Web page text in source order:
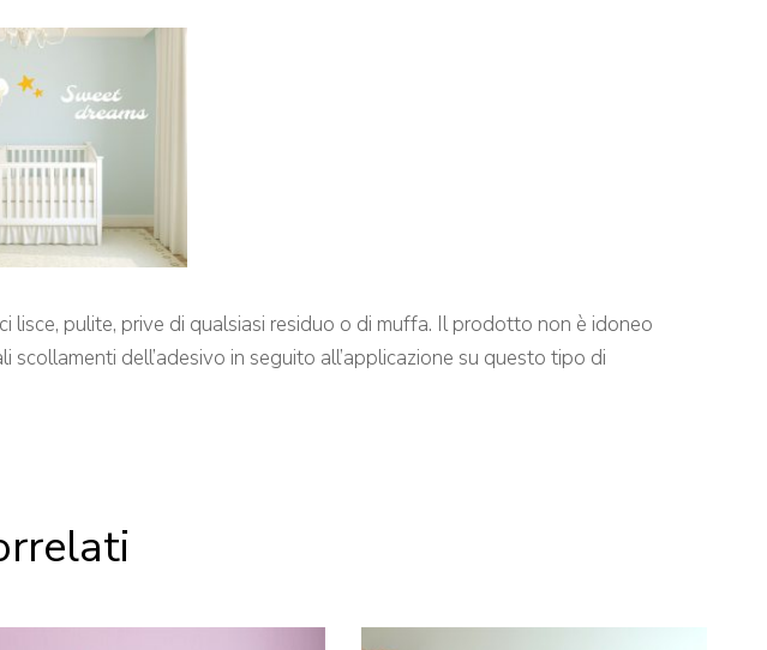
lisce, pulite, prive di qualsiasi residuo o di muffa. Il prodotto non è idoneo
scollamenti dell’adesivo in seguito all’applicazione su questo tipo di